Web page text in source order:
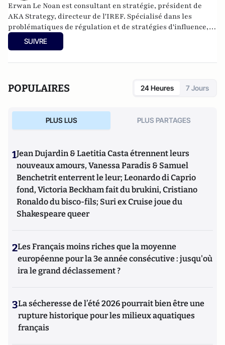
Erwan Le Noan est consultant en stratégie, président de
AKA Strategy, directeur de l'IREF. Spécialisé dans les
problématiques de régulation et de stratégies d'influence, il
a enseigné le droit et l'économie à Sciences Po et Assas. Il est
également membre de la Fondapol et auteur de plusieurs
SUIVRE
POPULAIRES 24 Heures 7 Jours
PLUS LUS PLUS PARTAGES
1Jean Dujardin & Laetitia Casta étrennent leurs
nouveaux amours, Vanessa Paradis & Samuel
Benchetrit enterrent le leur; Leonardo di Caprio
fond, Victoria Beckham fait du brukini, Cristiano
Ronaldo du bisco-fils; Suri ex Cruise joue du
Shakespeare queer
2Les Français moins riches que la moyenne
européenne pour la 3e année consécutive : jusqu'où
ira le grand déclassement ?
3La sécheresse de l’été 2026 pourrait bien être une
rupture historique pour les milieux aquatiques
français